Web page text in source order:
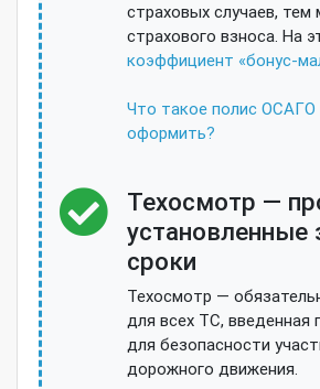
страховых случаев,
страхового взноса. На
коэффициент «бонус-
Что такое полис ОСАГО
оформить?
Техосмотр —
установленные
сроки
Техосмотр —
для всех ТС, введенная
для безопасности
дорожного движения.